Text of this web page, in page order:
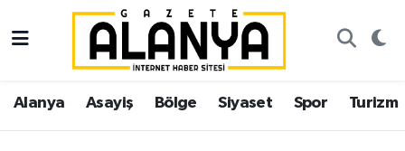
Alanya Asayiş Bölge Siyaset Spor Turizm
Alanya
Asayiş
İstanbul Nöbetçi Eczaneler
İstanbul Hava Durumu